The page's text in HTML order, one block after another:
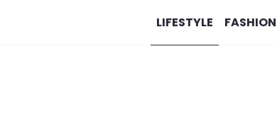
LIFESTYLE FASHION